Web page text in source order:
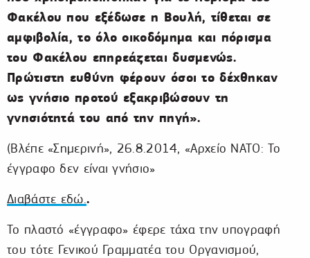
Φακέλου που εξέδωσε η Βουλή, τίθεται σε
αμφιβολία, το όλο οικοδόμημα και πόρισμα
του Φακέλου επηρεάζεται δυσμενώς.
Πρώτιστη ευθύνη φέρουν όσοι το δέχθηκαν
ως γνήσιο προτού εξακριβώσουν τη
γνησιότητά του από την πηγή».
(Βλέπε «Σημερινή», 26.8.2014, «Αρχείο ΝΑΤΟ: Το
έγγραφο δεν είναι γνήσιο»
Διαβάστε εδώ..
Το πλαστό «έγγραφο» έφερε τάχα την υπογραφή
του τότε Γενικού Γραμματέα του Οργανισμού,